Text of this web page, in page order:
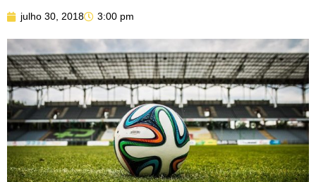
julho 30, 2018 3:00 pm